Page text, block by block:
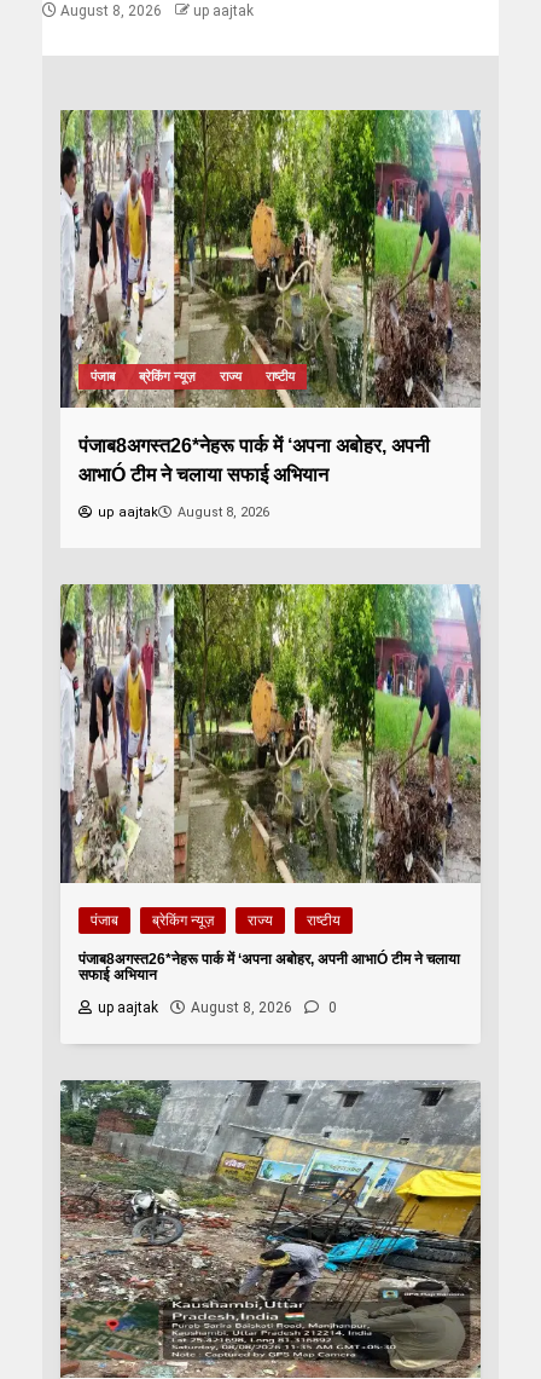
August 8, 2026 up aajtak
पंजाब ब्रेकिंग न्यूज़ राज्य राष्टीय
पंजाब8अगस्त26*नेहरू पार्क में ‘अपना अबोहर, अपनी
आभाÓ टीम ने चलाया सफाई अभियान
up aajtak August 8, 2026
पंजाब ब्रेकिंग न्यूज़ राज्य राष्टीय
पंजाब8अगस्त26*नेहरू पार्क में ‘अपना अबोहर, अपनी आभाÓ टीम ने चलाया
सफाई अभियान
up aajtak
August 8, 2026 0